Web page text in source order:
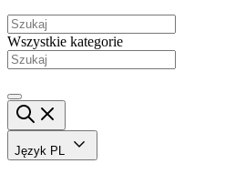
Wszystkie kategorie
Język PL